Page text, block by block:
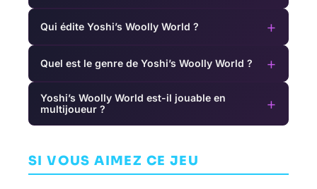
Qui édite Yoshi’s Woolly World ? +
Quel est le genre de Yoshi’s Woolly World ? +
Yoshi’s Woolly World est-il jouable en
multijoueur ?
+
SI VOUS AIMEZ CE JEU
Dark
HIBERNIAN
Metal Slug 3